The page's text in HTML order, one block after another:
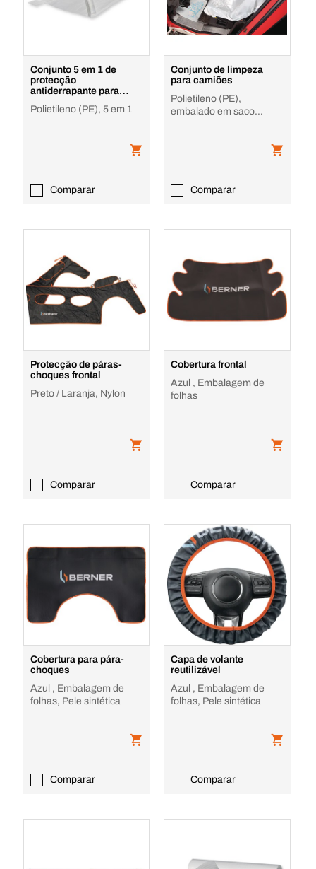
Conjunto 5 em 1 de
protecção
antiderrapante para
Polietileno (PE), 5 em 1
Comparar
Conjunto de limpeza
para camiões
Polietileno (PE),
embalado em saco
Comparar
Protecção de páras-
choques frontal
Preto / Laranja, Nylon
Comparar
Cobertura frontal
Azul , Embalagem de
folhas
Comparar
Cobertura para pára-
choques
Azul , Embalagem de
folhas, Pele sintética
Comparar
Capa de volante
reutilizável
Azul , Embalagem de
folhas, Pele sintética
Comparar